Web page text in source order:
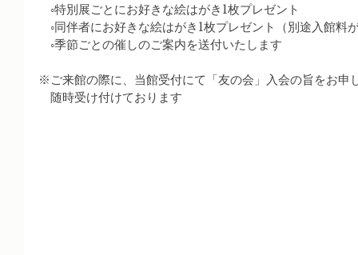
◦特別展ごとにお好きな絵はがき1枚プレゼント
◦同伴者にお好きな絵はがき1枚プレゼント（別途入館料
◦季節ごとの催しのご案内を送付いたします
※ご来館の際に、当館受付にて「友の会」入会の旨をお申
随時受け付けております